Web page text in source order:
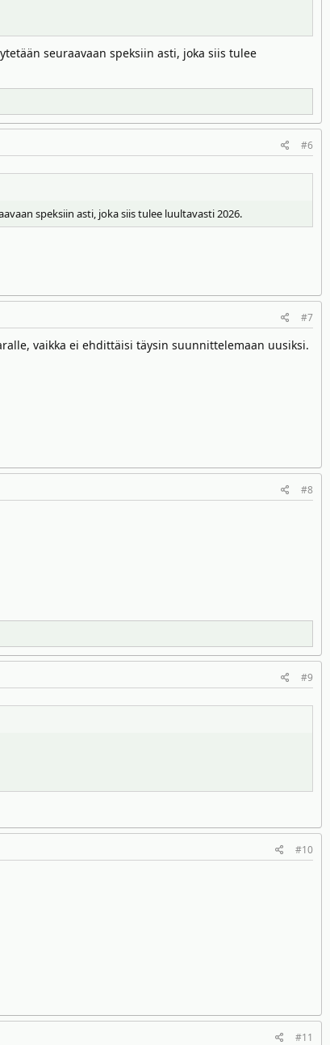
seuraavaan speksiin asti, joka siis tulee
#6
speksiin asti, joka siis tulee luultavasti 2026.
#7
vaikka ei ehdittäisi täysin suunnittelemaan uusiksi.
#8
#9
#10
#11